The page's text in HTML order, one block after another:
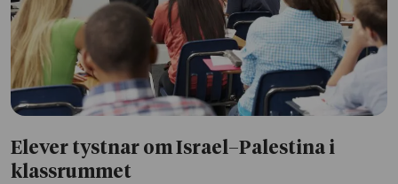
Elever tystnar om Israel–Palestina i
klassrummet